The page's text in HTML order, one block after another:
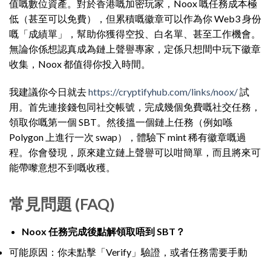
值嘅數位資產。對於香港嘅加密玩家，Noox 嘅任務成本極
低（甚至可以免費），但累積嘅徽章可以作為你 Web3 身份
嘅「成績單」，幫助你獲得空投、白名單、甚至工作機會。
無論你係想認真成為鏈上聲譽專家，定係只想間中玩下徽章
收集，Noox 都值得你投入時間。
我建議你今日就去https://cryptifyhub.com/links/noox/試
用。首先連接錢包同社交帳號，完成幾個免費嘅社交任務，
領取你嘅第一個 SBT。然後搵一個鏈上任務（例如喺
Polygon 上進行一次 swap），體驗下 mint 稀有徽章嘅過
程。你會發現，原來建立鏈上聲譽可以咁簡單，而且將來可
能帶嚟意想不到嘅收穫。
常見問題 (FAQ)
Noox 任務完成後點解領取唔到 SBT？
可能原因：你未點擊「Verify」驗證，或者任務需要手動